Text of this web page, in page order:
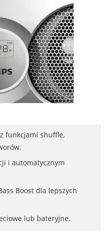
z funkcjami shuffle,
i automatycznym
Boost dla lepszych
lub bateryjne,